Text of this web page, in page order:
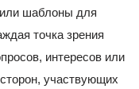
шаблоны для
точка зрения
интересов или
участвующих